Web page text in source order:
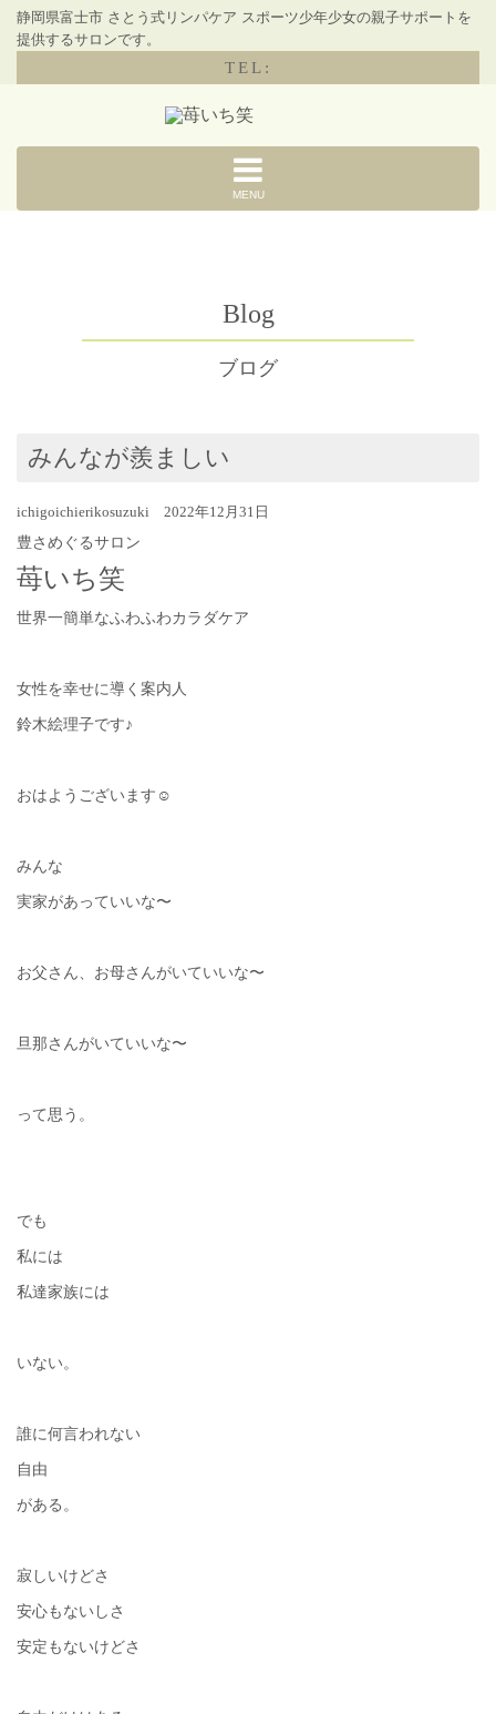
静岡県富士市 さとう式リンパケア スポーツ少年少女の親子サポートを
提供するサロンです。
TEL:
MENU
Blog
ブログ
みんなが羨ましい
ichigoichierikosuzuki 2022年12月31日
豊さめぐるサロン
苺いち笑
世界一簡単なふわふわカラダケア
女性を幸せに導く案内人
鈴木絵理子です♪
おはようございます☺︎
みんな
実家があっていいな〜
お父さん、お母さんがいていいな〜
旦那さんがいていいな〜
って思う。
でも
私には
私達家族には
いない。
誰に何言われない
自由
がある。
寂しいけどさ
安心もないしさ
安定もないけどさ